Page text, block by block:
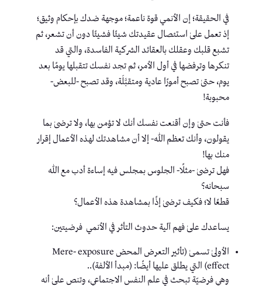
في الحقيقة؛ إن الأنمي قوة ناعمة؛ موجهة ضدك بإحكام وثيق؛
إذ تعمل علىٰ استئصال عقيدتك شيئًا فشيئًا دون أن تشعر، ثم
تشبع قلبك وعقلك بالعقائد الشركية الفاسدة، والتي قد
تنكرها وترفضها في أول الأمر، ثم تجد نفسك تتقبلها يومًا بعد
يوم، حتىٰ تصبح أمورًا عادية ومتقبَّلَة، وقد تصبح -للبعض-
محبوبة!
فأنت حتىٰ وإن أقنعت نفسك أنك لا تؤمن بها، ولا ترضىٰ بما
يقولون، وأنك تعظم الله- إلا أن مشاهدتك لهذه الأعمال إقرار
منك بها!
فهل ترضىٰ -مثلًا- الجلوس بمجلس فيه إساءة أدب مع الله
سبحانه؟
قطعًا لا؛ فكيف ترضىٰ إذًا بمشاهدة هذه الأعمال؟
يساعدك علىٰ فهم آلية حدوث التأثر في الأنمي فرضيتين:
الأولىٰ تسمىٰ (تأثير التعرض المحض Mere- exposure
effect) التي يطلق عليها أيضًا: (مبدأ الألفة)..
وهي فرضيّة تبحث في علم النفس الاجتماعي، وتنص علىٰ أنه